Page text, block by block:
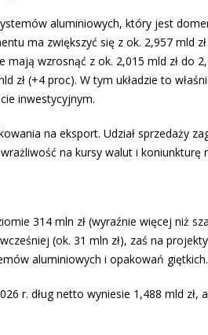
aluminiowych, który jest
ma zwiększyć się z ok. 2,957 mld
wzrosnąć z ok. 2,015 mld zł do
zł (+4 proc). W tym układzie to
inwestycyjnym.
na eksport. Udział sprzedaży
na kursy walut i koniunkturę
314 mln zł (wyraźnie więcej niż
(ok. 31 mln zł), zaś na
aluminiowych i opakowań giętkich.
r. dług netto wyniesie 1,488 mld zł,